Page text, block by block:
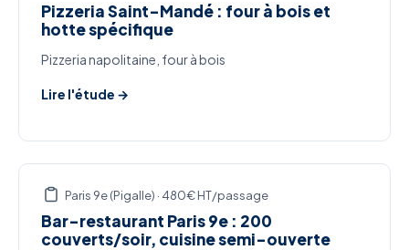
Pizzeria Saint-Mandé : four à bois et
hotte spécifique
Pizzeria napolitaine, four à bois
Lire l'étude →
Paris 9e (Pigalle) · 480€ HT/passage
Bar-restaurant Paris 9e : 200
couverts/soir, cuisine semi-ouverte